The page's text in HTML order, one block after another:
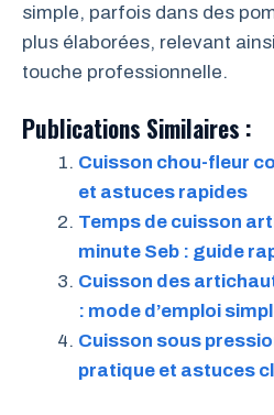
simple, parfois dans des
plus élaborées, relevant
touche professionnelle.
Publications Similaires :
Cuisson chou-fleur
et astuces rapides
Temps de cuisson
minute Seb : guide
Cuisson des
: mode d’emploi
Cuisson sous
pratique et astuces